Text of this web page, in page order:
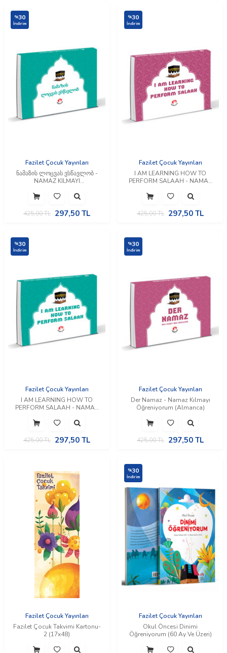
%30
İndirim
Fazilet Çocuk Yayınları
ნამაზის ლოცვას ვსწავლობ -
NAMAZ KILMAYI
425,00TL 297,50 TL
%30
İndirim
Fazilet Çocuk Yayınları
I AM LEARNING HOW TO
PERFORM SALAAH - NAMAZ
(İngilizce)
425,00TL 297,50 TL
%30
İndirim
Fazilet Çocuk Yayınları
I AM LEARNING HOW TO
PERFORM SALAAH - NAMAZ
(İngilizce)
425,00TL 297,50 TL
%30
İndirim
Fazilet Çocuk Yayınları
Der Namaz - Namaz Kılmayı
Öğreniyorum (Almanca)
425,00TL 297,50 TL
Fazilet Çocuk Yayınları
Fazilet Çocuk Takvimi Kartonu-
2 (17x48)
%30
İndirim
Fazilet Çocuk Yayınları
Okul Öncesi Dinimi
Öğreniyorum (60 Ay Ve Üzeri)